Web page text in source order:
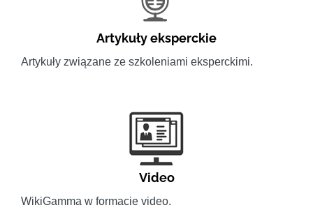
Artykuły eksperckie
Artykuły związane ze szkoleniami eksperckimi.
Video
WikiGamma w formacie video.